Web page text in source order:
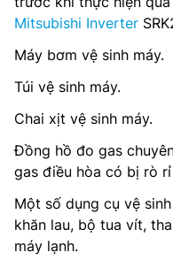
Mitsubishi Inverter
Máy bơm vệ sinh máy.
Túi vệ sinh máy.
Chai xịt vệ sinh máy.
Đồng hồ đo gas
gas điều hòa có bị rò
Một số dụng cụ vệ
khăn lau, bộ tua vít,
máy lạnh.